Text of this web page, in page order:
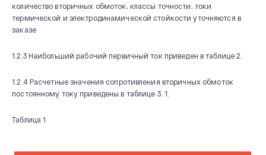
История
Система качества
количество вторичных обмоток, классы точности, токи
термической и электродинамической стойкости уточняются в
заказе
1.2.3 Наибольший рабочий первичный ток приведен в таблице 2.
1.2.4 Расчетные значения сопротивления вторичных обмоток
постоянному току приведены в таблице 3. 1.
Таблица 1